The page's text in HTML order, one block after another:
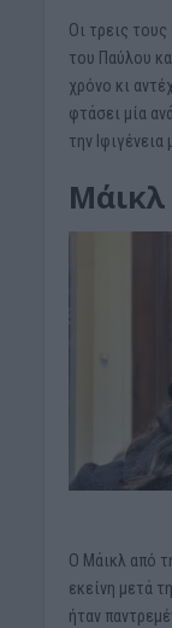
Οι τρεις
του Παύλου
χρόνο κι
φτάσει μία
την Ιφιγένεια
Ο Μάικλ από
εκείνη μετά
ήταν